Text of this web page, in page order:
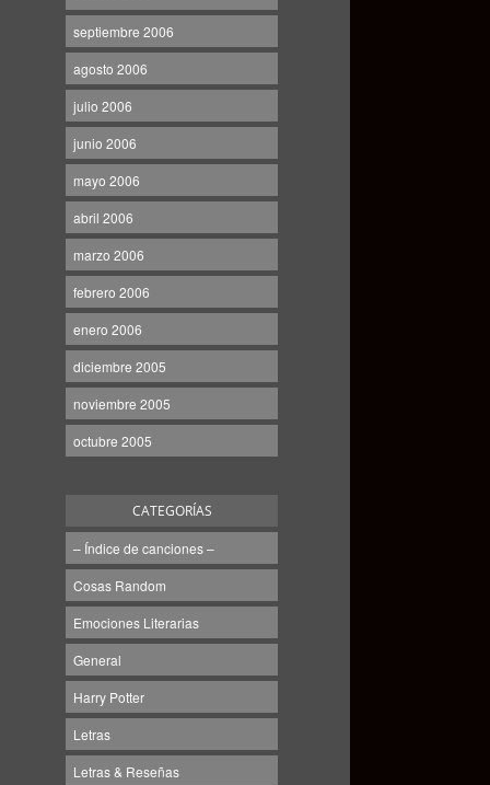
septiembre 2006
agosto 2006
julio 2006
junio 2006
mayo 2006
abril 2006
marzo 2006
febrero 2006
enero 2006
diciembre 2005
noviembre 2005
octubre 2005
CATEGORÍAS
– Índice de canciones –
Cosas Random
Emociones Literarias
General
Harry Potter
Letras
Letras & Reseñas